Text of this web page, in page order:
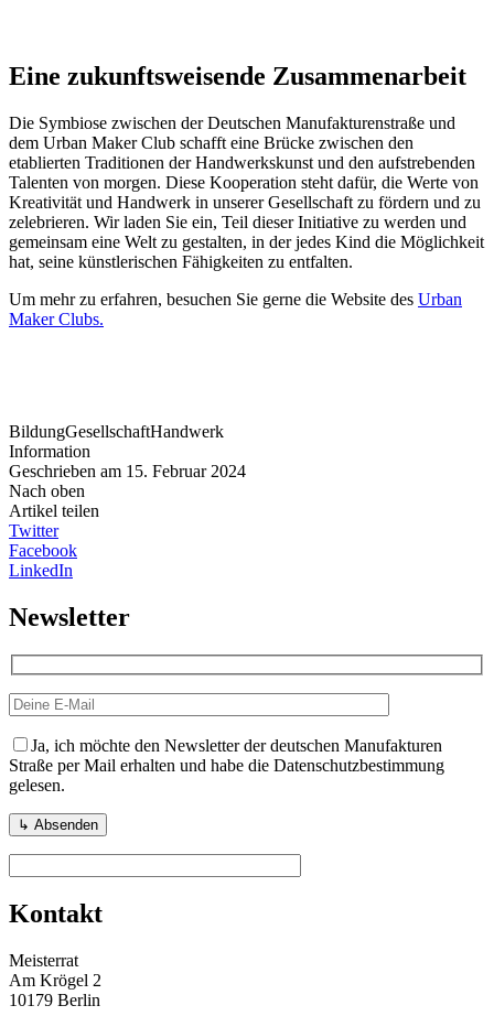
Eine zukunftsweisende Zusammenarbeit
Die Symbiose zwischen der Deutschen Manufakturenstraße und
dem Urban Maker Club schafft eine Brücke zwischen den
etablierten Traditionen der Handwerkskunst und den aufstrebenden
Talenten von morgen. Diese Kooperation steht dafür, die Werte von
Kreativität und Handwerk in unserer Gesellschaft zu fördern und zu
zelebrieren. Wir laden Sie ein, Teil dieser Initiative zu werden und
gemeinsam eine Welt zu gestalten, in der jedes Kind die Möglichkeit
hat, seine künstlerischen Fähigkeiten zu entfalten.
Um mehr zu erfahren, besuchen Sie gerne die Website des Urban
Maker Clubs.
BildungGesellschaftHandwerk
Information
Geschrieben am 15. Februar 2024
Nach oben
Artikel teilen
Twitter
Facebook
LinkedIn
Newsletter
Ja, ich möchte den Newsletter der deutschen Manufakturen
Straße per Mail erhalten und habe die Datenschutzbestimmung
gelesen.
Kontakt
Meisterrat
Am Krögel 2
10179 Berlin